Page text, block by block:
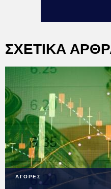
ΣΧΕΤΙΚΑ
ΑΓΟΡΕΣ